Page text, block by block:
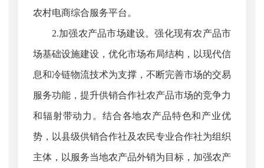
农村电商综合服务平台。
2.加强农产品市场建设。强化现有农产品市
场基础设施建设，优化市场布局结构，以现代信
息和冷链物流技术为支撑，不断完善市场的交易
服务功能，提升供销合作社农产品市场的竞争力
和辐射带动力。结合各地农产品特色和产业优
势，以县级供销合作社及农民专业合作社为组织
主体，以服务当地农产品外销为目标，加强农产